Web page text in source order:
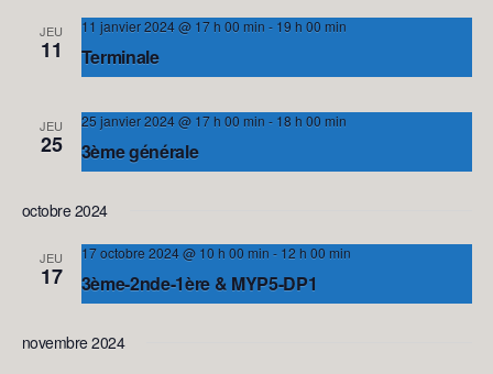
JEU
11
11 janvier 2024 @ 17 h 00 min - 19 h 00 min
Terminale
JEU
25
25 janvier 2024 @ 17 h 00 min - 18 h 00 min
3ème générale
octobre 2024
JEU
17
17 octobre 2024 @ 10 h 00 min - 12 h 00 min
3ème-2nde-1ère & MYP5-DP1
novembre 2024